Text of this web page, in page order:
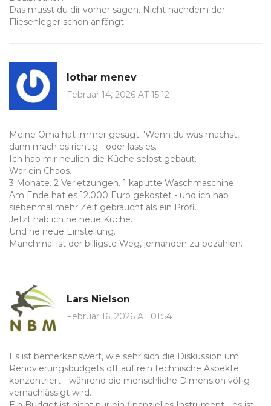
Das musst du dir vorher sagen. Nicht nachdem der
Fliesenleger schon anfängt.
lothar menev
Februar 14, 2026 AT 15:12
Meine Oma hat immer gesagt: 'Wenn du was machst,
dann mach es richtig - oder lass es.'
Ich hab mir neulich die Küche selbst gebaut.
War ein Chaos.
3 Monate. 2 Verletzungen. 1 kaputte Waschmaschine.
Am Ende hat es 12.000 Euro gekostet - und ich hab
siebenmal mehr Zeit gebraucht als ein Profi.
Jetzt hab ich ne neue Küche.
Und ne neue Einstellung.
Manchmal ist der billigste Weg, jemanden zu bezahlen.
Lars Nielson
Februar 16, 2026 AT 01:54
Es ist bemerkenswert, wie sehr sich die Diskussion um
Renovierungsbudgets oft auf rein technische Aspekte
konzentriert - während die menschliche Dimension völlig
vernachlässigt wird.